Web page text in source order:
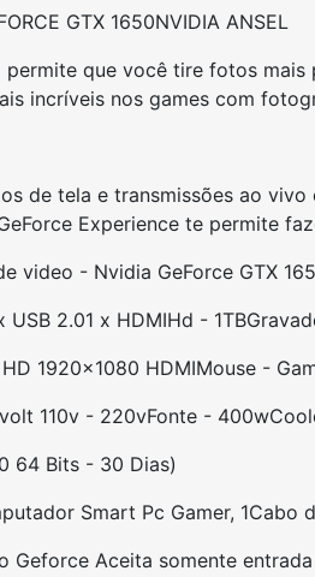
GTX 1650NVIDIA ANSEL
que você tire fotos
incríveis nos games com
de tela e transmissões ao
Experience te permite
video - Nvidia GeForce GTX
USB 2.01 x HDMIHd - 1TB
1920x1080 HDMIMouse -
110v - 220vFonte - 400w
64 Bits - 30 Dias)
Smart Pc Gamer, 1Cabo
Geforce Aceita somente